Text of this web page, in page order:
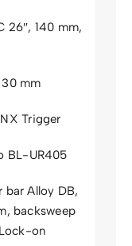
26″, 140 mm,
mm
Trigger
BL-UR405
bar Alloy DB,
backsweep
on